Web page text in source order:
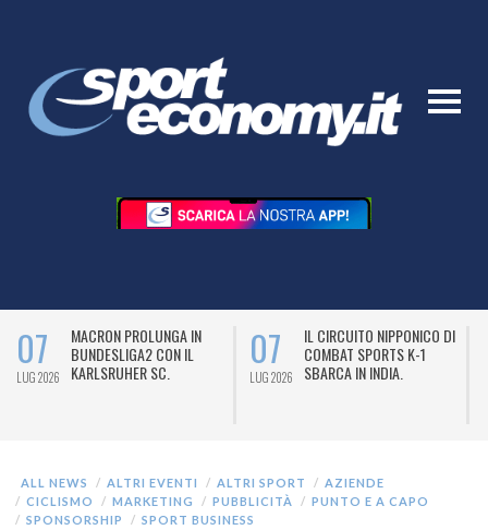
07
LUG 2026
MACRON PROLUNGA IN
BUNDESLIGA2 CON IL
KARLSRUHER SC.
07
LUG 2026
IL CIRCUITO NIPPONICO DI
COMBAT SPORTS K-1
SBARCA IN INDIA.
ALL NEWS ALTRI EVENTI ALTRI SPORT
AZIENDE
CICLISMO
MARKETING PUBBLICITÀ
PUNTO E A CAPO
SPONSORSHIP
SPORT BUSINESS